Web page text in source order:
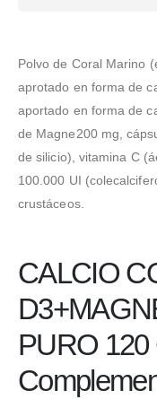
Polvo de Coral Marino
aprotado en forma de
aportado en forma de
de Magne200 mg,
de silicio), vitamina C
100.000 UI
crustáceos.
CALCIO
PURO